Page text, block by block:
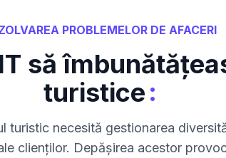
PROBLEMELOR DE AFACERI
să
turistice:
turistic necesită gestionarea
clienților. Depășirea acestor